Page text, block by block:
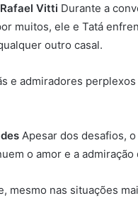
Vitti Durante a
muitos, ele e Tatá
outro casal.
e admiradores
Apesar dos desafios,
o amor e a
mesmo nas situações